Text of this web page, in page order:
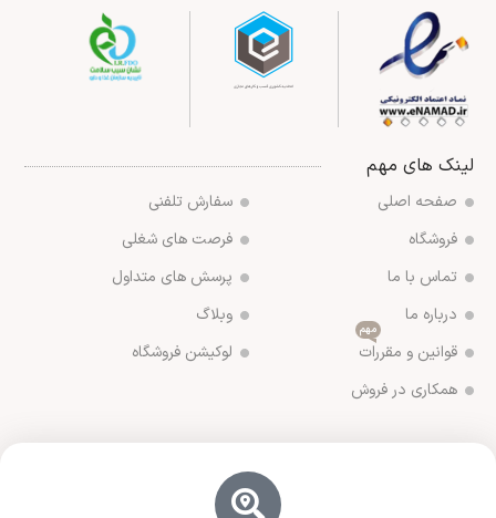
لینک های مهم
صفحه اصلی
فروشگاه
تماس با ما
درباره ما
قوانین و مقررات
مهم
همکاری در فروش
سفارش تلفنی
فرصت های شغلی
پرسش های متداول
وبلاگ
لوکیشن فروشگاه